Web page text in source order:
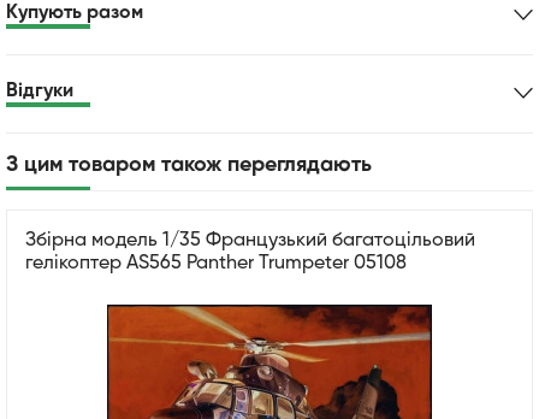
Купують разом
Відгуки
З цим товаром також переглядають
Збірна модель 1/35 Французький багатоцільовий
гелікоптер AS565 Panther Trumpeter 05108